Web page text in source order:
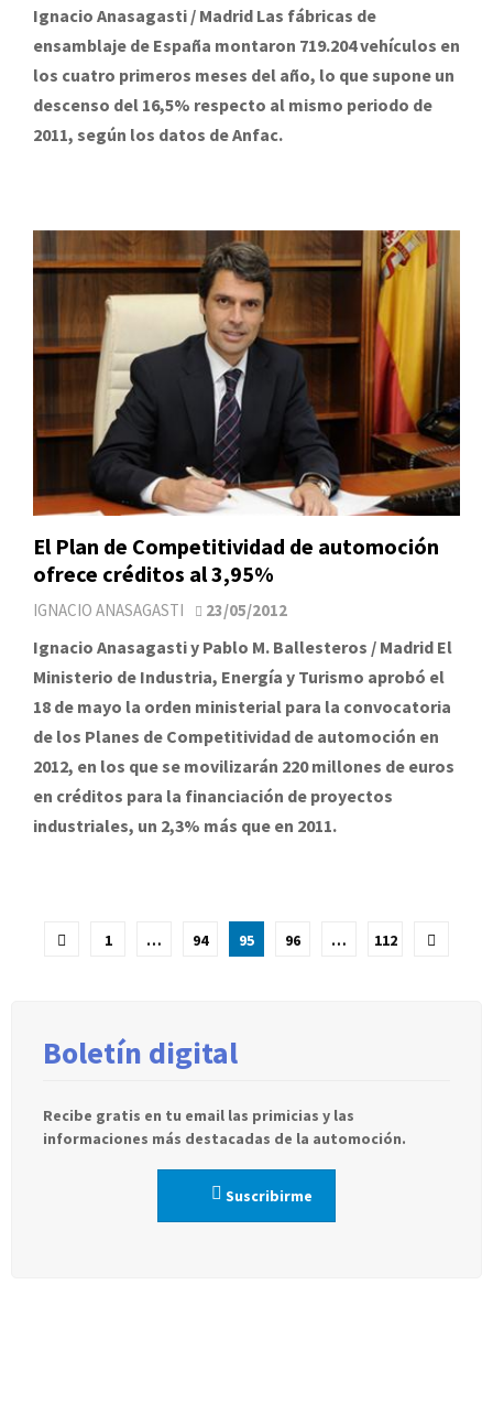
Ignacio Anasagasti / Madrid Las fábricas de
ensamblaje de España montaron 719.204 vehículos en
los cuatro primeros meses del año, lo que supone un
descenso del 16,5% respecto al mismo periodo de
2011, según los datos de Anfac.
El Plan de Competitividad de automoción
ofrece créditos al 3,95%
IGNACIO ANASAGASTI 23/05/2012
Ignacio Anasagasti y Pablo M. Ballesteros / Madrid El
Ministerio de Industria, Energía y Turismo aprobó el
18 de mayo la orden ministerial para la convocatoria
de los Planes de Competitividad de automoción en
2012, en los que se movilizarán 220 millones de euros
en créditos para la financiación de proyectos
industriales, un 2,3% más que en 2011.
Paginación
1 … 94 95 96 … 112
Boletín digital
Recibe gratis en tu email las primicias y las
informaciones más destacadas de la automoción.
Suscribirme